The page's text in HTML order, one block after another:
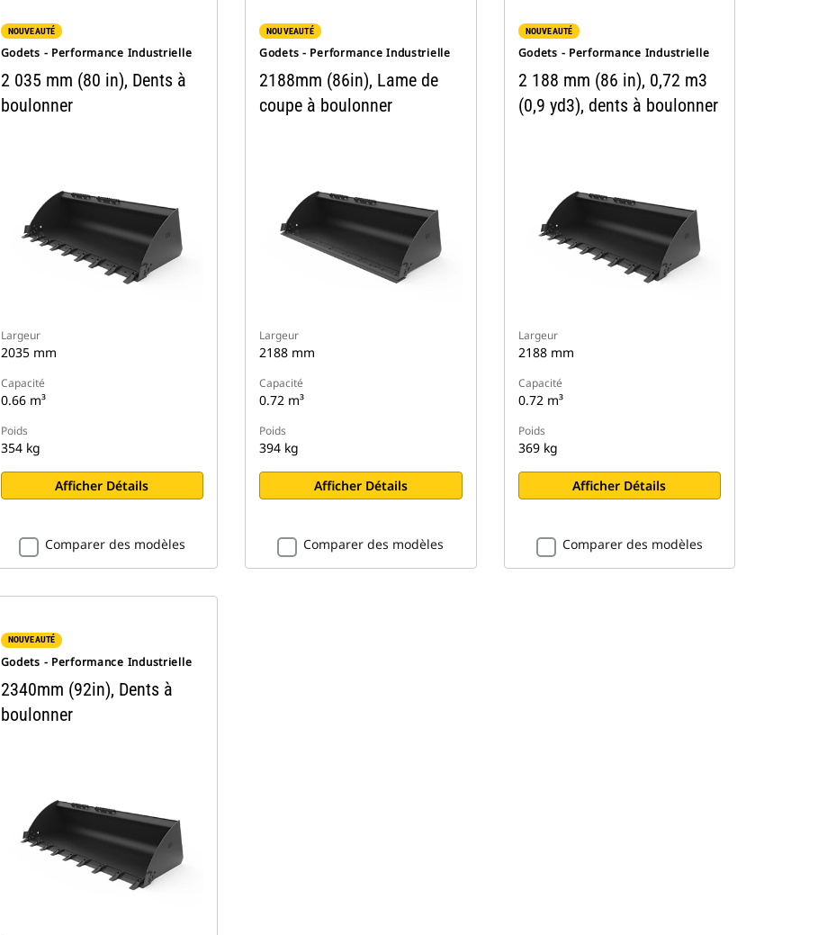
NOUVEAUTÉ
Godets - Performance Industrielle
2 035 mm (80 in), Dents à
boulonner
Largeur
2035 mm
Capacité
0.66 m³
Poids
354 kg
Afficher Détails
Comparer des modèles
NOUVEAUTÉ
Godets - Performance Industrielle
2188mm (86in), Lame de
coupe à boulonner
Largeur
2188 mm
Capacité
0.72 m³
Poids
394 kg
Afficher Détails
Comparer des modèles
NOUVEAUTÉ
Godets - Performance Industrielle
2 188 mm (86 in), 0,72 m3
(0,9 yd3), dents à boulonner
Largeur
2188 mm
Capacité
0.72 m³
Poids
369 kg
Afficher Détails
Comparer des modèles
NOUVEAUTÉ
Godets - Performance Industrielle
2340mm (92in), Dents à
boulonner